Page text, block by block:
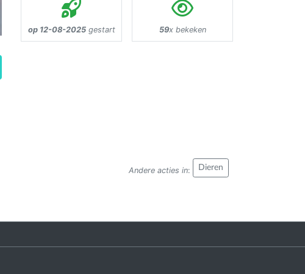
op 12-08-2025gestart 59x bekeken
Andere acties in: Dieren